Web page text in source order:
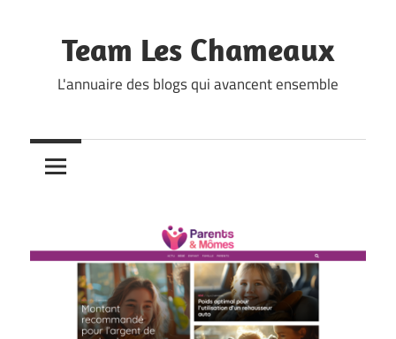
contentTeam Les Chameaux
L'annuaire des blogs qui avancent ensemble